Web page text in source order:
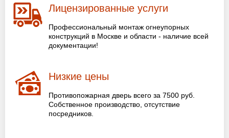
Лицензированные услуги
Профессиональный монтаж огнеупорных
конструкций в Москве и области - наличие всей
документации!
Низкие цены
Противопожарная дверь всего за 7500 руб.
Собственное производство, отсутствие
посредников.